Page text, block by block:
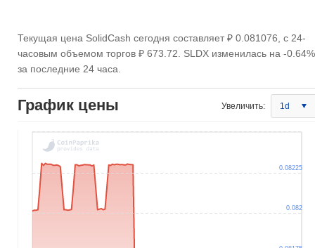
Текущая цена SolidCash сегодня составляет₽ 0.081076 , с 24-
часовым объемом торгов ₽ 673.72 . SLDX изменилась на -0.64%
за последние 24 часа.
График цены Увеличить: 1d
0.082
0.08225